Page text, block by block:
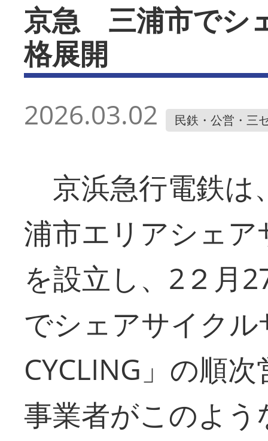
京急 三浦市でシ
格展開
2026.03.02 民鉄・公営・三
京浜急行電鉄は
浦市エリアシェ
を設立し、2２月
でシェアサイクル
CYCLING」の順
事業者がこのよ